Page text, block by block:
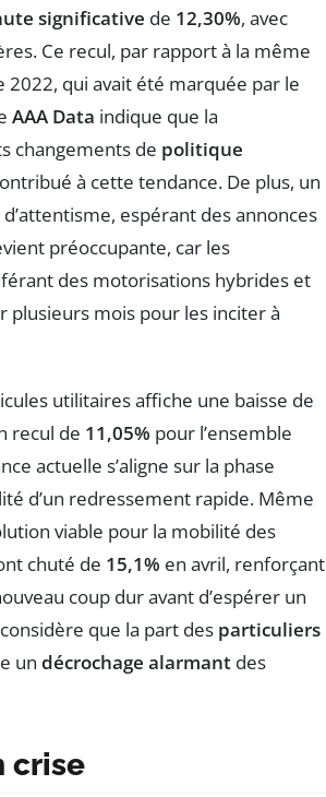
significative de 12,30%, avec
Ce recul, par rapport à la même
qui avait été marquée par le
AAA Data indique que la
changements de politique
à cette tendance. De plus, un
espérant des annonces
préoccupante, car les
des motorisations hybrides et
plusieurs mois pour les inciter à
utilitaires affiche une baisse de
recul de 11,05% pour l’ensemble
actuelle s’aligne sur la phase
d’un redressement rapide. Même
viable pour la mobilité des
chuté de 15,1% en avril, renforçant
coup dur avant d’espérer un
que la part des particuliers
un décrochage alarmant des
crise